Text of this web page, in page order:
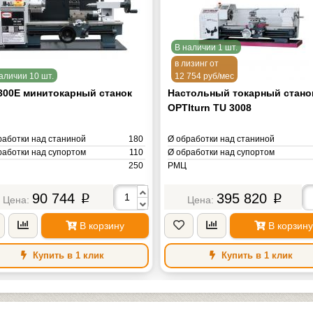
10 шт.
минитокарный станок
над станиной
180
над супортом
110
250
обороты
2500
0.30 кВт
90 744 p
В корзину
Купить в 1 клик
В наличии 1 шт.
в лизинг от
12 754 руб/мес
Настольный токарный
OPTIturn TU 3008
Ø обработки над станиной
Ø обработки над супортом
РМЦ
Макс. обороты
Мощность
Масса
395 820 p
В корзину
Купить в 1 клик